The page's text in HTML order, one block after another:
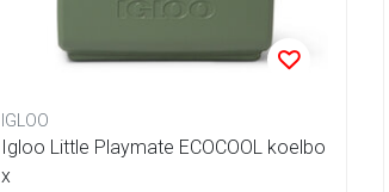
IGLOO
Igloo Little Playmate ECOCOOL koelbo
x